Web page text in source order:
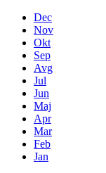
Dec
Nov
Okt
Sep
Avg
Jul
Jun
Maj
Apr
Mar
Feb
Jan